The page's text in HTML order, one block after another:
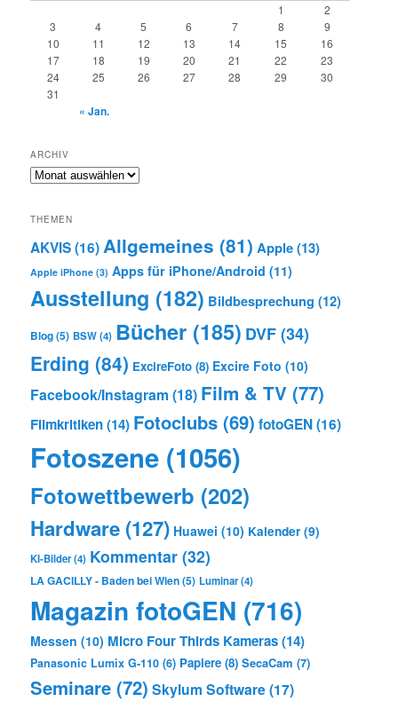
1
2
3
4 5 6 7 8
9
10
11 12 13 14 15
16
17
18 19 20 21 22
23
24
25 26 27 28 29
30
31
« Jan.
ARCHIV
Archiv
THEMEN
AKVIS(16) Allgemeines (81) Apple(13)
Apple iPhone (3) Apps für iPhone/Android (11)
Ausstellung (182) Bildbesprechung (12)
Blog(5) BSW(4) Bücher (185) DVF (34)
Erding (84) ExcireFoto (8) Excire Foto (10)
Facebook/Instagram (18) Film & TV (77)
Filmkritiken(14) Fotoclubs (69) fotoGEN(16)
Fotoszene (1056)
Fotowettbewerb (202)
Hardware (127) Huawei (10) Kalender (9)
KI-Bilder(4) Kommentar (32)
LA GACILLY - Baden bei Wien(5) Luminar(4)
Magazin fotoGEN (716)
Messen (10) Micro Four Thirds Kameras(14)
Panasonic Lumix G-110 (6) Papiere (8) SecaCam (7)
Seminare (72) Skylum Software(17)